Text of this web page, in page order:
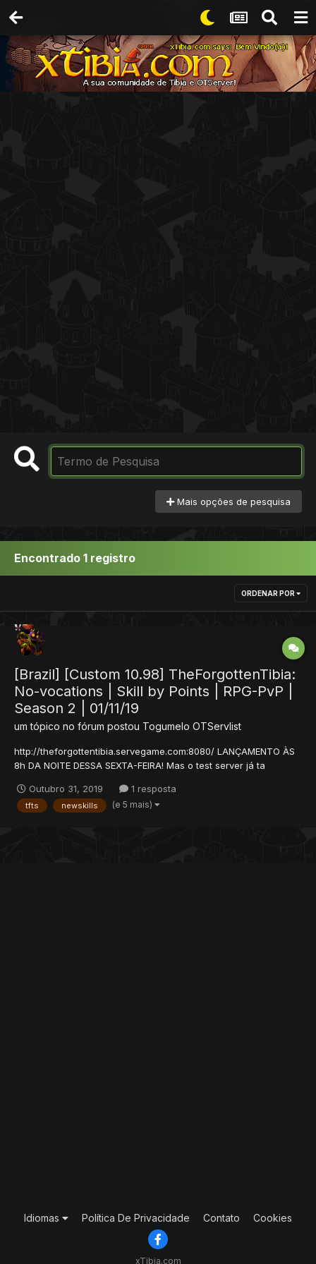
Mais opções de pesquisa
Encontrado 1 registro
ORDENAR POR
[Brazil] [Custom 10.98] TheForgottenTibia:
No-vocations | Skill by Points | RPG-PvP |
Season 2 | 01/11/19
um tópico no fórum postou Togumelo OTServlist
http://theforgottentibia.servegame.com:8080/ LANÇAMENTO ÀS
8h DA NOITE DESSA SEXTA-FEIRA! Mas o test server já ta
Tibia / The Forgotten Server? Não tem vocações Todo mundo
começa como...
Outubro 31, 2019 1 resposta
tfts newskills (e 5 mais)
Idiomas Política De Privacidade Contato Cookies
xTibia.com